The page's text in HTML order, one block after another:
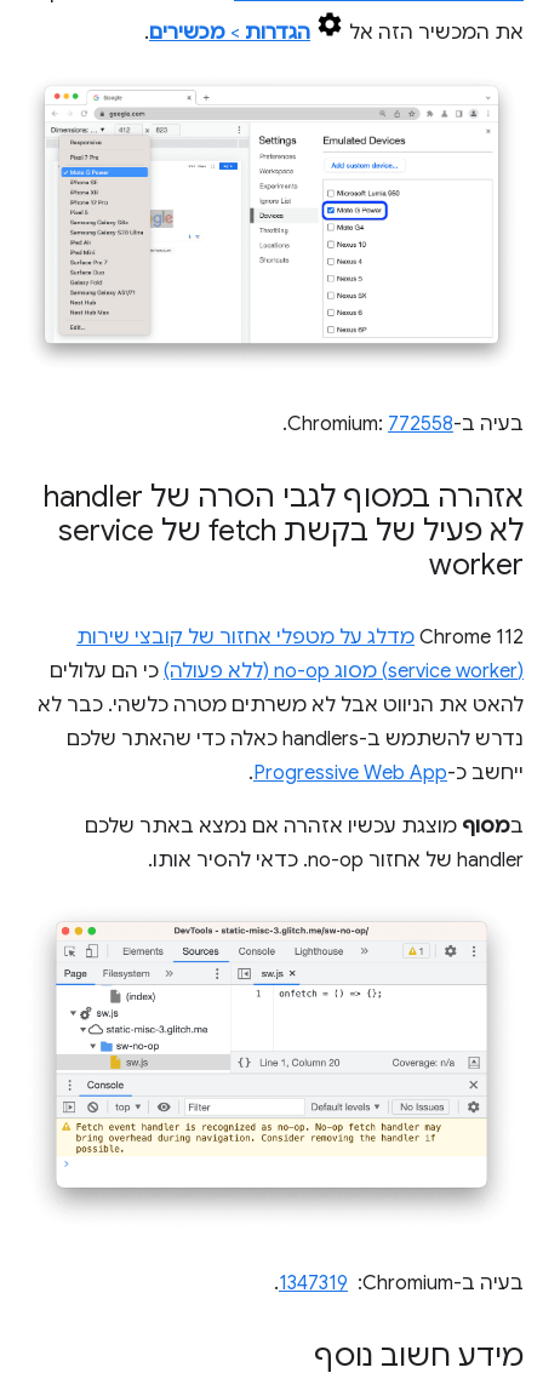
את המכשיר הזה אל
הגדרות > מכשירים.
בעיה ב-Chromium:772558
.
אזהרה במסוף לגבי הסרה של handler
לא פעיל של בקשת fetch של service
worker
‫Chrome 112 מדלג על מטפלי אחזור של קובצי שירות
(service worker) מסוג no-op (ללא פעולה)
כי הם עלולים
להאט את הניווט אבל לא משרתים מטרה כלשהי. כבר לא
נדרש להשתמש ב-handlers כאלה כדי שהאתר שלכם
ייחשב כ-Progressive Web App
.
במסוף מוצגת עכשיו אזהרה אם נמצא באתר שלכם
handler של אחזור no-op. כדאי להסיר אותו.
בעיה ב-Chromium: ‏ 1347319
.
מידע חשוב נוסף